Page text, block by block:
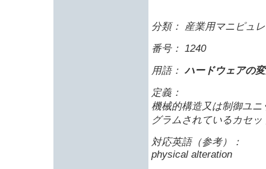
分類： 産業用マニピュ
番号： 1240
用語：ハードウェアの
定義：
機械的構造又は制御ユ
グラムされているカセ
対応英語（参考）：
physical alteration